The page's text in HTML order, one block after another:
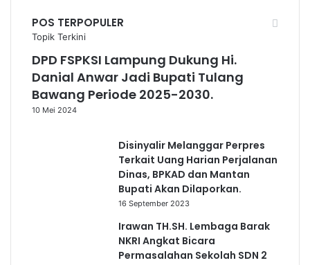
POS TERPOPULER
Topik Terkini
DPD FSPKSI Lampung Dukung Hi.
Danial Anwar Jadi Bupati Tulang
Bawang Periode 2025-2030.
10 Mei 2024
Disinyalir Melanggar Perpres
Terkait Uang Harian Perjalanan
Dinas, BPKAD dan Mantan
Bupati Akan Dilaporkan.
16 September 2023
Irawan TH.SH. Lembaga Barak
NKRI Angkat Bicara
Permasalahan Sekolah SDN 2